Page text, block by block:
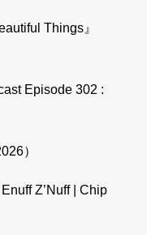
Things』
Episode 302 :
）
Z’Nuff | Chip